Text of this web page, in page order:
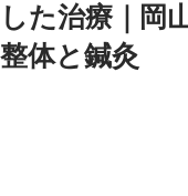
した治療｜岡
整体と鍼灸